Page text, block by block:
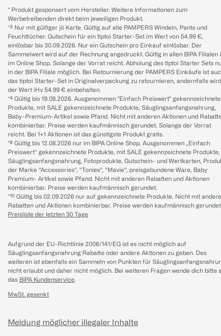
* Produkt gesponsert vom Hersteller. Weitere Informationen zum
Werbetreibenden direkt beim jeweiligen Produkt.
*³ Nur mit gültiger jö Karte. Gültig auf alle PAMPERS Windeln, Pants und
Feuchttücher. Gutschein für ein tiptoi Starter-Set im Wert von 54.99 €,
einlösbar bis 30.09.2026. Nur ein Gutschein pro Einkauf einlösbar. Der
Sammelwert wird auf der Rechnung angedruckt. Gültig in allen BIPA Filialen
im Online Shop. Solange der Vorrat reicht. Abholung des tiptoi Starter Sets
in der BIPA Filiale möglich. Bei Retournierung der PAMPERS Einkäufe ist
das tiptoi Starter-Set in Originalverpackung zu retournieren, andernfalls wird
der Wert iHv 54.99 € einbehalten.
*⁴ Gültig bis 19.08.2026. Ausgenommen "Einfach Preiswert" gekennzeichnete
Produkte, mit SALE gekennzeichnete Produkte, Säuglingsanfangsnahrung,
Baby-Premium-Artikel sowie Pfand. Nicht mit anderen Aktionen und
kombinierbar. Preise werden kaufmännisch gerundet. Solange der Vorrat
reicht. Bei 1+1 Aktionen ist das günstigste Produkt gratis.
*⁸ Gültig bis 12.08.2026 nur im BIPA Online Shop. Ausgenommen „Einfach
Preiswert“ gekennzeichnete Produkte, mit SALE gekennzeichnete Produkte,
Säuglingsanfangsnahrung, Fotoprodukte, Gutschein- und Wertkarten,
der Marke “Accessories“, “Tonies“, “Mavie“, preisgebundene Ware, Baby
Premium- Artikel sowie Pfand. Nicht mit anderen Rabatten und Aktionen
kombinierbar. Preise werden kaufmännisch gerundet.
*¹⁰ Gültig bis 02.09.2026 nur auf gekennzeichnete Produkte. Nicht mit
Rabatten und Aktionen kombinierbar. Preise werden kaufmännisch
Preisliste der letzten 30 Tage
Aufgrund der EU-Richtlinie 2006/141/EG ist es nicht möglich auf
Säuglingsanfangsnahrung Rabatte oder andere Aktionen zu geben. Des
weiteren ist ebenfalls ein Sammeln von Punkten für
nicht erlaubt und daher nicht möglich. Bei weiteren Fragen wende dich bitte
das BIPA Kundenservice.
MwSt. gesenkt
Meldung möglicher illegaler Inhalte